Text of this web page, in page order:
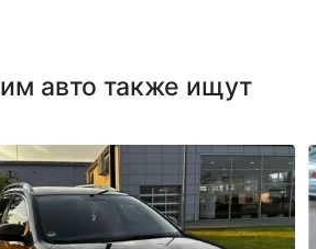
авто также ищут